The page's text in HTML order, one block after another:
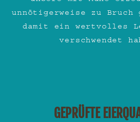
unnötigerweise zu Bruch
damit ein wertvolles
verschwendet
GEPRÜFTE